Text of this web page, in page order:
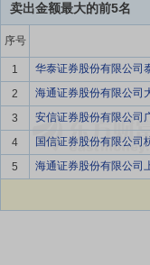
卖出金额最大的前5名
序号
1
华泰证券股份有限公司
2
海通证券股份有限公司
3
安信证券股份有限公司
4
国信证券股份有限公司
5
海通证券股份有限公司